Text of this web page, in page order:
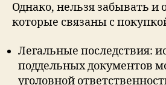
Однако, нельзя забывать и
которые связаны с
Легальные последствия:
поддельных документов
уголовной